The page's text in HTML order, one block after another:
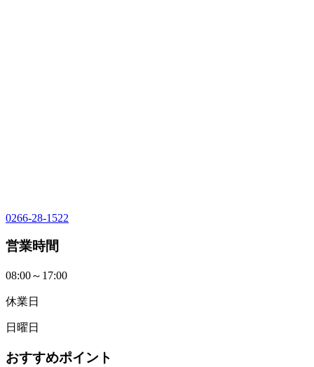
0266-28-1522
営業時間
08:00～17:00
休業日
日曜日
おすすめポイント